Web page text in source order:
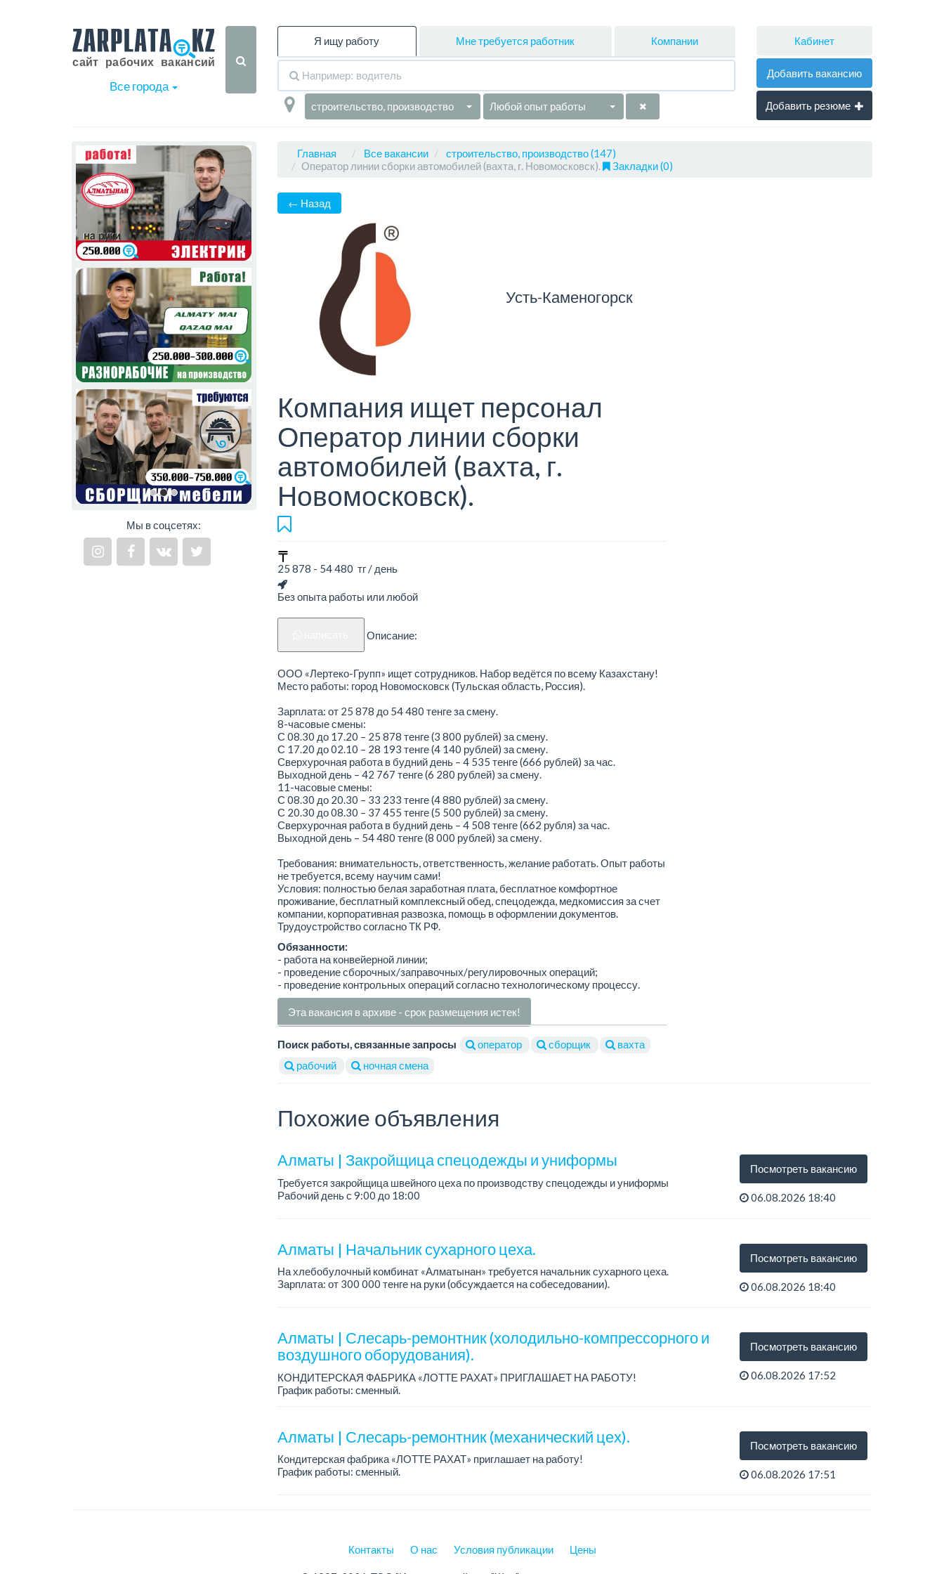
Все города
Я ищу работу Мне требуется работник Компании
строительство, производство Любой опыт работы
Кабинет
Добавить вакансию
Добавить резюме
Мы в соцсетях:
Главная Все вакансии
строительство, производство (147)
Оператор линии сборки автомобилей (вахта, г. Новомосковск).
Закладки (0)
← Назад
Усть-Каменогорск
Компания ищет персонал
Оператор линии сборки
автомобилей (вахта, г.
Новомосковск).
25 878 - 54 480 тг / день
Без опыта работы или любой
Описание:
ООО «Лертеко-Групп» ищет сотрудников. Набор ведётся по всему Казахстану!
Место работы: город Новомосковск (Тульская область, Россия).
Зарплата: от 25 878 до 54 480 тенге за смену.
8-часовые смены:
С 08.30 до 17.20 – 25 878 тенге (3 800 рублей) за смену.
С 17.20 до 02.10 – 28 193 тенге (4 140 рублей) за смену.
Сверхурочная работа в будний день – 4 535 тенге (666 рублей) за час.
Выходной день – 42 767 тенге (6 280 рублей) за смену.
11-часовые смены:
С 08.30 до 20.30 – 33 233 тенге (4 880 рублей) за смену.
С 20.30 до 08.30 – 37 455 тенге (5 500 рублей) за смену.
Сверхурочная работа в будний день – 4 508 тенге (662 рубля) за час.
Выходной день – 54 480 тенге (8 000 рублей) за смену.
Требования: внимательность, ответственность, желание работать. Опыт работы
не требуется, всему научим сами!
Условия: полностью белая заработная плата, бесплатное комфортное
проживание, бесплатный комплексный обед, спецодежда, медкомиссия за счет
компании, корпоративная развозка, помощь в оформлении документов.
Трудоустройство согласно ТК РФ.
Обязанности:
- работа на конвейерной линии;
- проведение сборочных/заправочных/регулировочных операций;
- проведение контрольных операций согласно технологическому процессу.
Эта вакансия в архиве - срок размещения истек!
Поиск работы, связанные запросы оператор сборщик
вахта
рабочий
ночная смена
Похожие объявления
Алматы | Закройщица спецодежды и униформы
Требуется закройщица швейного цеха по производству спецодежды и униформы
Рабочий день с 9:00 до 18:00
Посмотреть вакансию
06.08.2026 18:40
Алматы | Начальник сухарного цеха.
На хлебобулочный комбинат «Алматынан» требуется начальник сухарного цеха.
Зарплата: от 300 000 тенге на руки (обсуждается на собеседовании).
Посмотреть вакансию
06.08.2026 18:40
Алматы | Слесарь-ремонтник (холодильно-компрессорного и
воздушного оборудования).
КОНДИТЕРСКАЯ ФАБРИКА «ЛОТТЕ РАХАТ» ПРИГЛАШАЕТ НА РАБОТУ!
График работы: сменный.
Посмотреть вакансию
06.08.2026 17:52
Алматы | Слесарь-ремонтник (механический цех).
Кондитерская фабрика «ЛОТТЕ РАХАТ» приглашает на работу!
График работы: сменный.
Посмотреть вакансию
06.08.2026 17:51
Контакты О нас Условия публикации Цены